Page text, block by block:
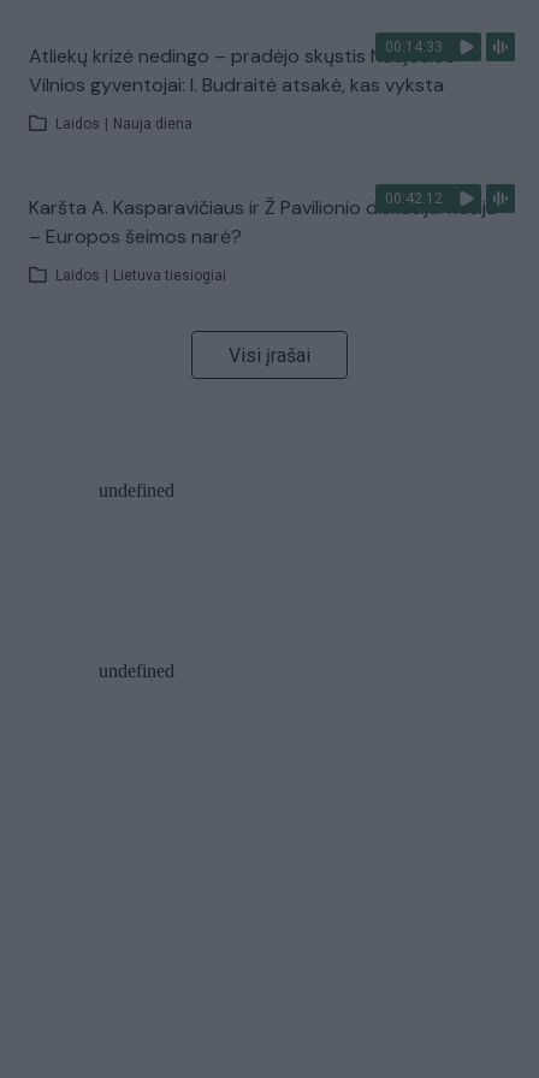
00:14:33
Atliekų krizė nedingo – pradėjo skųstis Naujosios
Vilnios gyventojai: I. Budraitė atsakė, kas vyksta
Laidos Nauja diena
00:42:12
Karšta A. Kasparavičiaus ir Ž Pavilionio diskusija: Rusija
– Europos šeimos narė?
Laidos Lietuva tiesiogiai
Visi įrašai